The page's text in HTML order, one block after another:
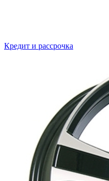
Кредит и рассрочка